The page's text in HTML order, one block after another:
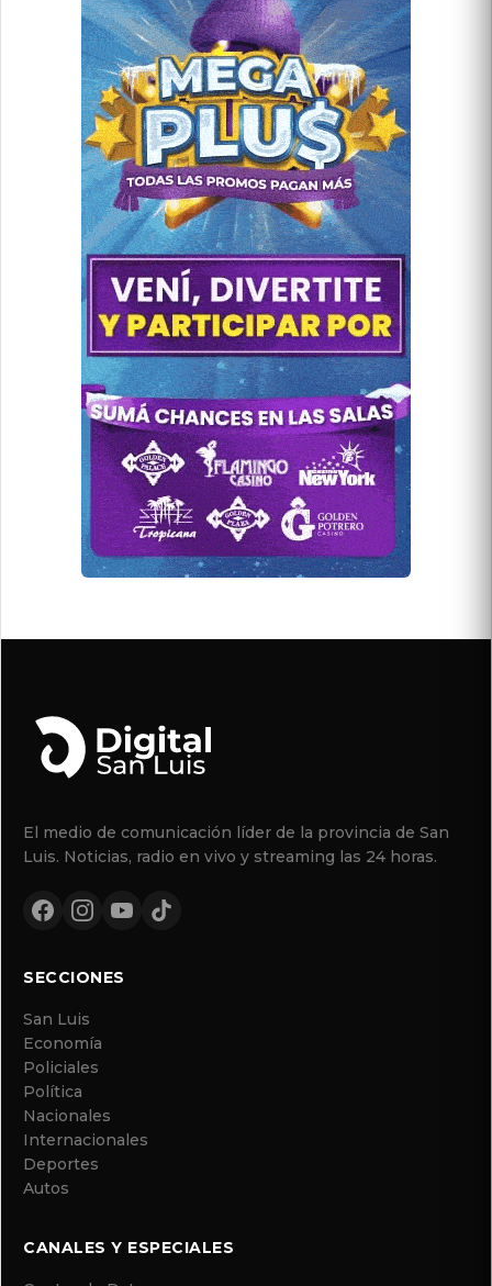
El medio de comunicación líder de la provincia de San
Luis. Noticias, radio en vivo y streaming las 24 horas.
SECCIONES
San Luis
Economía
Policiales
Política
Nacionales
Internacionales
Deportes
Autos
CANALES Y ESPECIALES